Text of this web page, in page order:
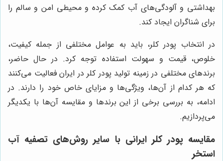
بهداشتی و آلودگی‌های آب کمک کرده و محیطی امن و سالم را
برای شناگران ایجاد کند.
در انتخاب پودر کلر، باید به عوامل مختلفی از جمله کیفیت،
خلوص، قیمت و سهولت استفاده توجه کرد. در حال حاضر،
برندهای مختلفی در زمینه تولید پودر کلر در ایران فعالیت می‌کنند
که هر کدام از آن‌ها، ویژگی‌ها و مزایای خاص خود را دارند. در
ادامه، به بررسی برخی از این برندها و مقایسه آن‌ها با یکدیگر
می‌پردازیم.
مقایسه پودر کلر ایرانی با سایر روش‌های تصفیه آب
استخر